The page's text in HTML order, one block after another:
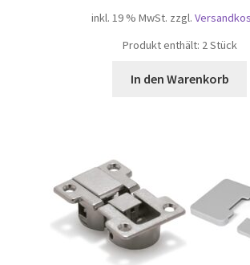
inkl. 19 % MwSt. zzgl.
Produkt enthält: 2Stück
In den Warenkorb